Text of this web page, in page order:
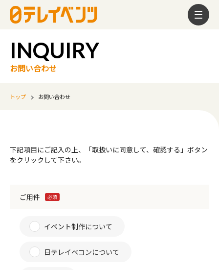
お問い合わせ
トップ お問い合わせ
下記項目にご記入の上、「取扱いに同意して、確認する」ボタン
をクリックして下さい。
ご用件 必須
イベント制作について
日テレイベコンについて